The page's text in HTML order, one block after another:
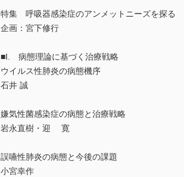
特集 呼吸器感染症のアンメットニーズを探る
企画：宮下修行
■I. 病態理論に基づく治療戦略
ウイルス性肺炎の病態機序
石井 誠
嫌気性菌感染症の病態と治療戦略
岩永直樹・迎 寛
誤嚥性肺炎の病態と今後の課題
小宮幸作